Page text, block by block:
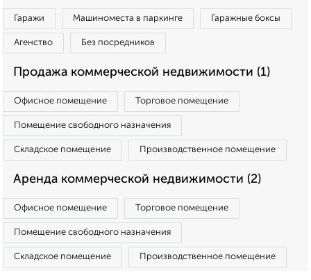
Гаражи Машиноместа в паркинге Гаражные боксы
Агенство Без посредников
Продажа коммерческой недвижимости (1)
Офисное помещение Торговое помещение
Помещение свободного назначения
Складское помещение Производственное помещение
Аренда коммерческой недвижимости (2)
Офисное помещение Торговое помещение
Помещение свободного назначения
Складское помещение Производственное помещение